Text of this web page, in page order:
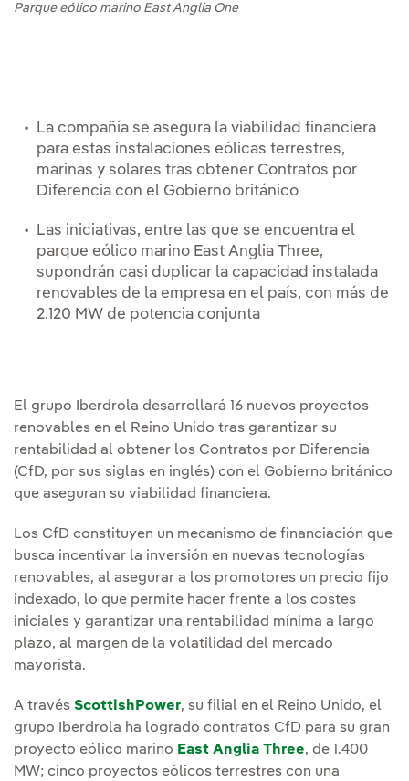
Parque eólico marino East Anglia One
La compañía se asegura la viabilidad financiera
para estas instalaciones eólicas terrestres,
marinas y solares tras obtener Contratos por
Diferencia con el Gobierno británico
Las iniciativas, entre las que se encuentra el
parque eólico marino East Anglia Three,
supondrán casi duplicar la capacidad instalada
renovables de la empresa en el país, con más de
2.120 MW de potencia conjunta
El grupo Iberdrola desarrollará 16 nuevos proyectos
renovables en el Reino Unido tras garantizar su
rentabilidad al obtener los Contratos por Diferencia
(CfD, por sus siglas en inglés) con el Gobierno británico
que aseguran su viabilidad financiera.
Los CfD constituyen un mecanismo de financiación que
busca incentivar la inversión en nuevas tecnologías
renovables, al asegurar a los promotores un precio fijo
indexado, lo que permite hacer frente a los costes
iniciales y garantizar una rentabilidad mínima a largo
plazo, al margen de la volatilidad del mercado
mayorista.
A través ScottishPower, su filial en el Reino Unido, el
grupo Iberdrola ha logrado contratos CfD para su gran
proyecto eólico marino East Anglia Three, de 1.400
MW; cinco proyectos eólicos terrestres con una